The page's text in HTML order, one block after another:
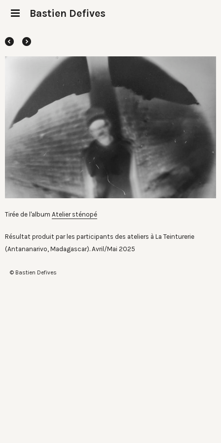
Bastien Defives
Tirée de l'album Atelier sténopé
Résultat produit par les participants des ateliers à La Teinturerie
(Antananarivo, Madagascar). Avril/Mai 2025
© Bastien Defives